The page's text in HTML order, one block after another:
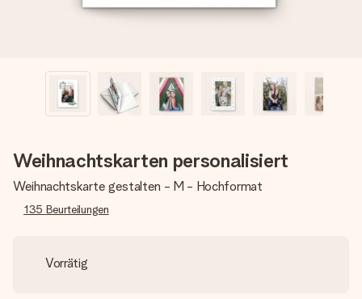
Weihnachtskarten personalisiert
Weihnachtskarte gestalten - M - Hochformat
135 Beurteilungen
Vorrätig